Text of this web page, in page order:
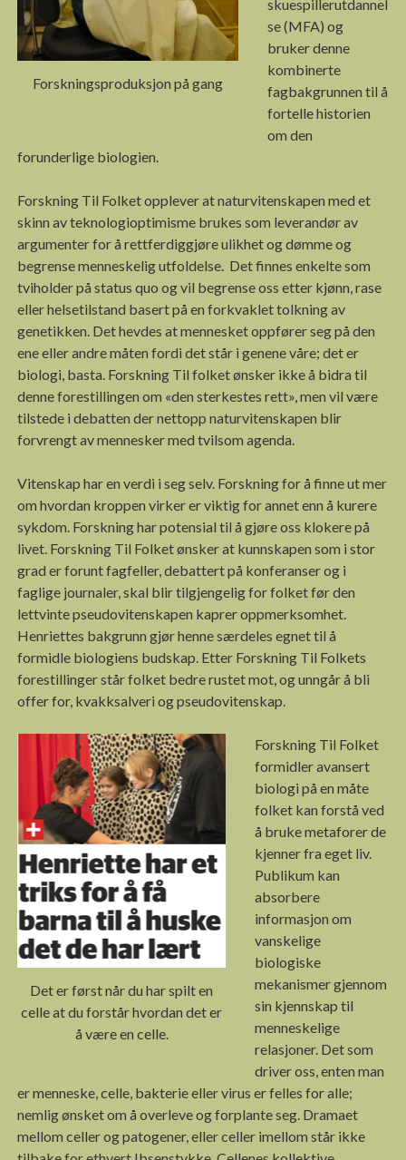
Forskningsproduksjon på gang
skuespillerutdannel
se (MFA) og
bruker denne
kombinerte
fagbakgrunnen til å
fortelle historien
om den
forunderlige biologien.
Forskning Til Folket opplever at naturvitenskapen med et
skinn av teknologioptimisme brukes som leverandør av
argumenter for å rettferdiggjøre ulikhet og dømme og
begrense menneskelig utfoldelse. Det finnes enkelte som
tviholder på status quo og vil begrense oss etter kjønn, rase
eller helsetilstand basert på en forkvaklet tolkning av
genetikken. Det hevdes at mennesket oppfører seg på den
ene eller andre måten fordi det står i genene våre; det er
biologi, basta. Forskning Til folket ønsker ikke å bidra til
denne forestillingen om «den sterkestes rett», men vil være
tilstede i debatten der nettopp naturvitenskapen blir
forvrengt av mennesker med tvilsom agenda.
Vitenskap har en verdi i seg selv. Forskning for å finne ut mer
om hvordan kroppen virker er viktig for annet enn å kurere
sykdom. Forskning har potensial til å gjøre oss klokere på
livet. Forskning Til Folket ønsker at kunnskapen som i stor
grad er forunt fagfeller, debattert på konferanser og i
faglige journaler, skal blir tilgjengelig for folket før den
lettvinte pseudovitenskapen kaprer oppmerksomhet.
Henriettes bakgrunn gjør henne særdeles egnet til å
formidle biologiens budskap. Etter Forskning Til Folkets
forestillinger står folket bedre rustet mot, og unngår å bli
offer for, kvakksalveri og pseudovitenskap.
Det er først når du har spilt en
celle at du forstår hvordan det er
å være en celle.
Forskning Til Folket
formidler avansert
biologi på en måte
folket kan forstå ved
å bruke metaforer de
kjenner fra eget liv.
Publikum kan
absorbere
informasjon om
vanskelige
biologiske
mekanismer gjennom
sin kjennskap til
menneskelige
relasjoner. Det som
driver oss, enten man
er menneske, celle, bakterie eller virus er felles for alle;
nemlig ønsket om å overleve og forplante seg. Dramaet
mellom celler og patogener, eller celler imellom står ikke